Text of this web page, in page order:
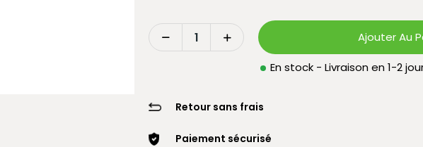
Ajouter Au
En stock - Livraison en 1-2
Retour sans frais
Paiement sécurisé